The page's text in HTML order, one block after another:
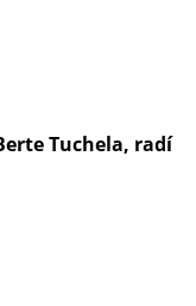
Tuchela, radí